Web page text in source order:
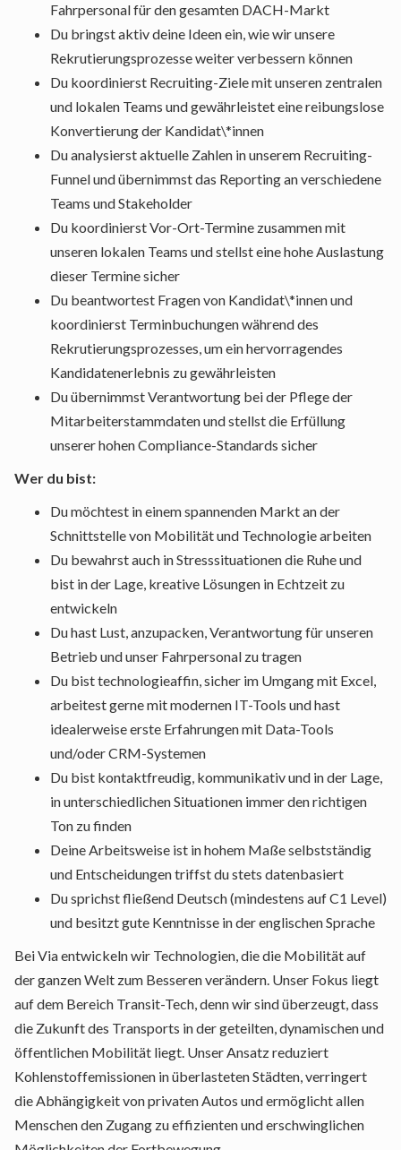
Fahrpersonal für den gesamten DACH-Markt
Du bringst aktiv deine Ideen ein, wie wir unsere
Rekrutierungsprozesse weiter verbessern können
Du koordinierst Recruiting-Ziele mit unseren zentralen
und lokalen Teams und gewährleistet eine reibungslose
Konvertierung der Kandidat\*innen
Du analysierst aktuelle Zahlen in unserem Recruiting-
Funnel und übernimmst das Reporting an verschiedene
Teams und Stakeholder
Du koordinierst Vor-Ort-Termine zusammen mit
unseren lokalen Teams und stellst eine hohe Auslastung
dieser Termine sicher
Du beantwortest Fragen von Kandidat\*innen und
koordinierst Terminbuchungen während des
Rekrutierungsprozesses, um ein hervorragendes
Kandidatenerlebnis zu gewährleisten
Du übernimmst Verantwortung bei der Pflege der
Mitarbeiterstammdaten und stellst die Erfüllung
unserer hohen Compliance-Standards sicher
Wer du bist:
Du möchtest in einem spannenden Markt an der
Schnittstelle von Mobilität und Technologie arbeiten
Du bewahrst auch in Stresssituationen die Ruhe und
bist in der Lage, kreative Lösungen in Echtzeit zu
entwickeln
Du hast Lust, anzupacken, Verantwortung für unseren
Betrieb und unser Fahrpersonal zu tragen
Du bist technologieaffin, sicher im Umgang mit Excel,
arbeitest gerne mit modernen IT-Tools und hast
idealerweise erste Erfahrungen mit Data-Tools
und/oder CRM-Systemen
Du bist kontaktfreudig, kommunikativ und in der Lage,
in unterschiedlichen Situationen immer den richtigen
Ton zu finden
Deine Arbeitsweise ist in hohem Maße selbstständig
und Entscheidungen triffst du stets datenbasiert
Du sprichst fließend Deutsch (mindestens auf C1 Level)
und besitzt gute Kenntnisse in der englischen Sprache
Bei Via entwickeln wir Technologien, die die Mobilität auf
der ganzen Welt zum Besseren verändern. Unser Fokus liegt
auf dem Bereich Transit-Tech, denn wir sind überzeugt, dass
die Zukunft des Transports in der geteilten, dynamischen und
öffentlichen Mobilität liegt. Unser Ansatz reduziert
Kohlenstoffemissionen in überlasteten Städten, verringert
die Abhängigkeit von privaten Autos und ermöglicht allen
Menschen den Zugang zu effizienten und erschwinglichen